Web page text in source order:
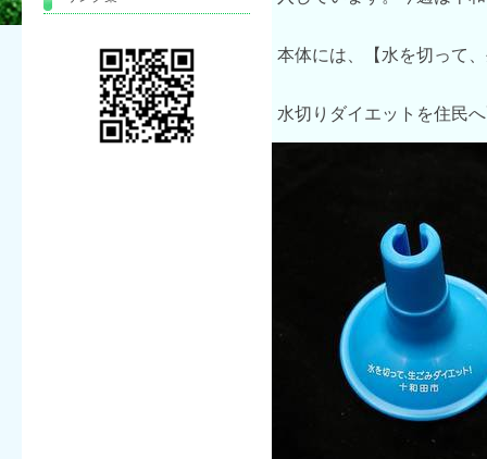
本体には、【水を切って
水切りダイエットを住民